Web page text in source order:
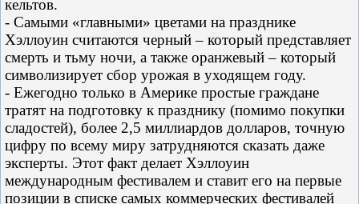
кельтов.
- Самыми «главными» цветами на празднике
Хэллоуин считаются черный – который представляет
смерть и тьму ночи, а также оранжевый – который
символизирует сбор урожая в уходящем году.
- Ежегодно только в Америке простые граждане
тратят на подготовку к празднику (помимо покупки
сладостей), более 2,5 миллиардов долларов, точную
цифру по всему миру затрудняются сказать даже
эксперты. Этот факт делает Хэллоуин
международным фестивалем и ставит его на первые
позиции в списке самых коммерческих фестивалей